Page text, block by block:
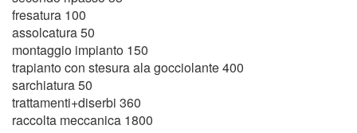
fresatura 100
assolcatura 50
montaggio impianto 150
trapianto con stesura ala gocciolante 400
sarchiatura 50
trattamenti+diserbi 360
raccolta meccanica 1800